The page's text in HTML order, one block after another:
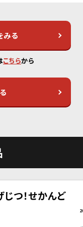
みる
こちらから
じつ！せかんど